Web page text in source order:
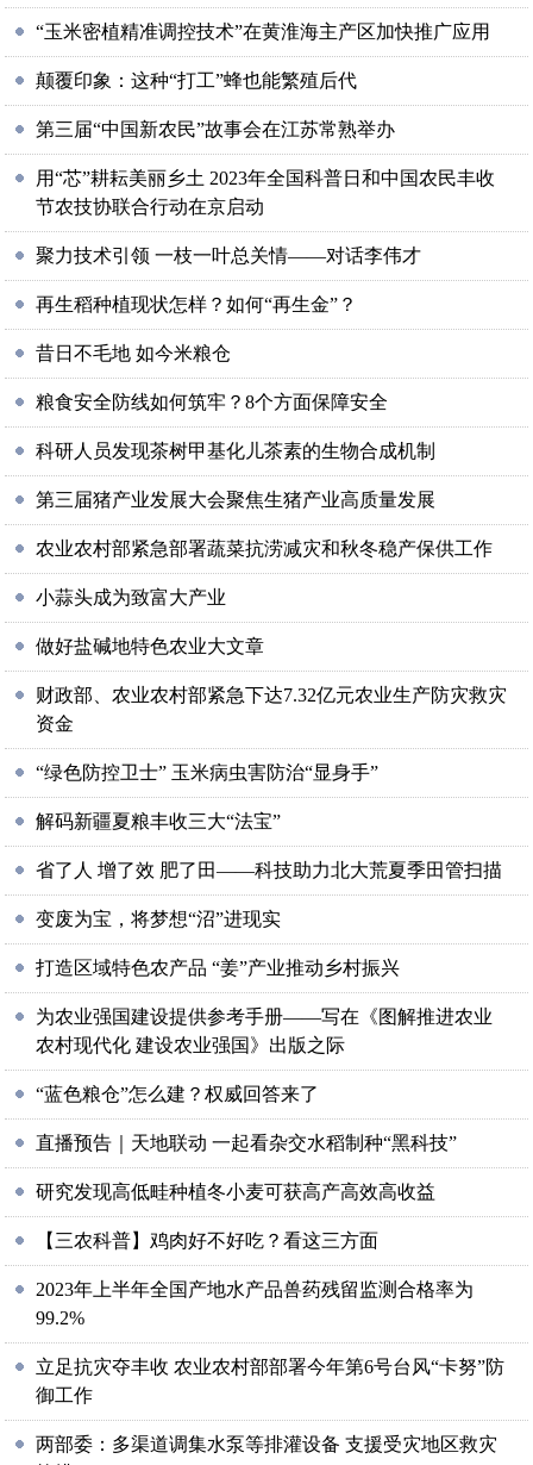
“玉米密植精准调控技术”在黄淮海主产区加快推广应用
颠覆印象：这种“打工”蜂也能繁殖后代
第三届“中国新农民”故事会在江苏常熟举办
用“芯”耕耘美丽乡土 2023年全国科普日和中国农民丰收
节农技协联合行动在京启动
聚力技术引领 一枝一叶总关情——对话李伟才
再生稻种植现状怎样？如何“再生金”？
昔日不毛地 如今米粮仓
粮食安全防线如何筑牢？8个方面保障安全
科研人员发现茶树甲基化儿茶素的生物合成机制
第三届猪产业发展大会聚焦生猪产业高质量发展
农业农村部紧急部署蔬菜抗涝减灾和秋冬稳产保供工作
小蒜头成为致富大产业
做好盐碱地特色农业大文章
财政部、农业农村部紧急下达7.32亿元农业生产防灾救灾
资金
“绿色防控卫士” 玉米病虫害防治“显身手”
解码新疆夏粮丰收三大“法宝”
省了人 增了效 肥了田——科技助力北大荒夏季田管扫描
变废为宝，将梦想“沼”进现实
打造区域特色农产品 “姜”产业推动乡村振兴
为农业强国建设提供参考手册——写在《图解推进农业
农村现代化 建设农业强国》出版之际
“蓝色粮仓”怎么建？权威回答来了
直播预告｜天地联动 一起看杂交水稻制种“黑科技”
研究发现高低畦种植冬小麦可获高产高效高收益
【三农科普】鸡肉好不好吃？看这三方面
2023年上半年全国产地水产品兽药残留监测合格率为
99.2%
立足抗灾夺丰收 农业农村部部署今年第6号台风“卡努”防
御工作
两部委：多渠道调集水泵等排灌设备 支援受灾地区救灾